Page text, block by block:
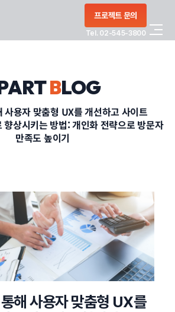
프로젝트 문의
Tel. 02-545-3800
BLOG
사용자 맞춤형 UX를 개선하고 사이트
향상시키는 방법: 개인화 전략으로 방문자
만족도 높이기
해 사용자 맞춤형 UX를